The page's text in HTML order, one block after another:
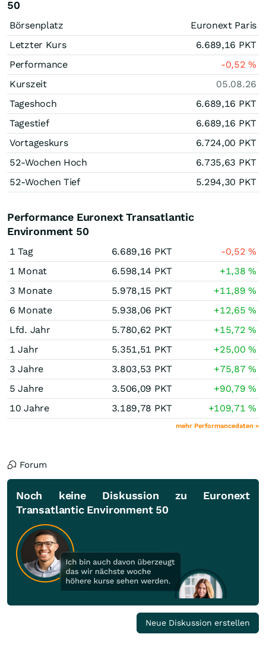
50
Börsenplatz
Euronext Paris
Letzter Kurs
6.689,16 PKT
Performance
-0,52%
Kurszeit
05.08.26
Tageshoch
6.689,16 PKT
Tagestief
6.689,16 PKT
Vortageskurs
6.724,00 PKT
52-Wochen Hoch
6.735,63 PKT
52-Wochen Tief
5.294,30 PKT
Performance Euronext Transatlantic
Environment 50
1 Tag 6.689,16 PKT -0,52%
1 Monat
6.598,14 PKT +1,38%
3 Monate
5.978,15 PKT +11,89%
6 Monate
5.938,06 PKT +12,65%
Lfd. Jahr
5.780,62 PKT +15,72%
1 Jahr
5.351,51 PKT +25,00%
3 Jahre
3.803,53 PKT +75,87%
5 Jahre
3.506,09 PKT +90,79%
10 Jahre
3.189,78 PKT +109,71%
mehr Performancedaten »
Forum
Noch keine Diskussion zu Euronext
Transatlantic Environment 50
Neue Diskussion erstellen